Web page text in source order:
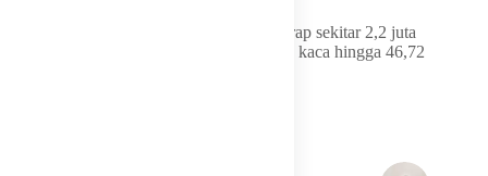
Implementasi B50 juga ditargetkan menyerap sekitar 2,2 juta
tenaga kerja dan menekan emisi gas rumah kaca hingga 46,72